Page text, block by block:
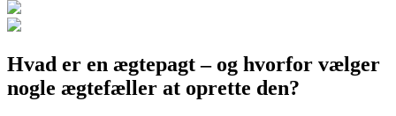
Hvad er en ægtepagt – og hvorfor vælger
nogle ægtefæller at oprette den?